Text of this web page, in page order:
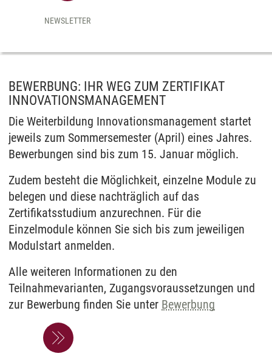
NEWSLETTER
BEWERBUNG: IHR WEG ZUM ZERTIFIKAT
INNOVATIONSMANAGEMENT
Die Weiterbildung Innovationsmanagement startet
jeweils zum Sommersemester (April) eines Jahres.
Bewerbungen sind bis zum 15. Januar möglich.
Zudem besteht die Möglichkeit, einzelne Module zu
belegen und diese nachträglich auf das
Zertifikatsstudium anzurechnen. Für die
Einzelmodule können Sie sich bis zum jeweiligen
Modulstart anmelden.
Alle weiteren Informationen zu den
Teilnahmevarianten, Zugangsvoraussetzungen und
zur Bewerbung finden Sie unter Bewerbung